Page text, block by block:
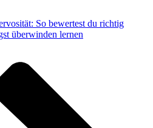
So bewertest du richtig
überwinden lernen